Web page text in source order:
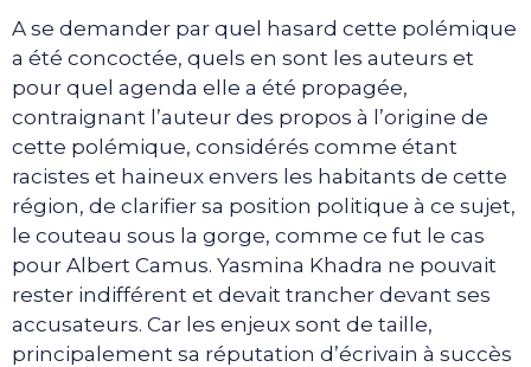
A se demander par quel hasard cette polémique
a été concoctée, quels en sont les auteurs et
pour quel agenda elle a été propagée,
contraignant l’auteur des propos à l’origine de
cette polémique, considérés comme étant
racistes et haineux envers les habitants de cette
région, de clarifier sa position politique à ce sujet,
le couteau sous la gorge, comme ce fut le cas
pour Albert Camus. Yasmina Khadra ne pouvait
rester indifférent et devait trancher devant ses
accusateurs. Car les enjeux sont de taille,
principalement sa réputation d’écrivain à succès